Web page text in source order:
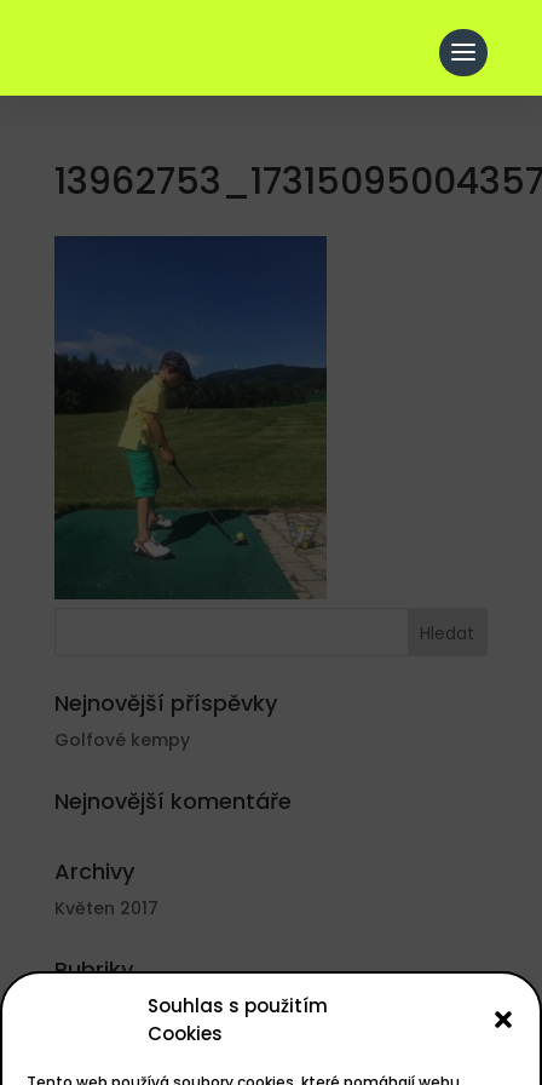
Souhlas s použitím
Cookies
Nejnovější příspěvky
Golfové kempy
Nejnovější komentáře
Archivy
Květen 2017
Rubriky
Nezařazené
Základní informace